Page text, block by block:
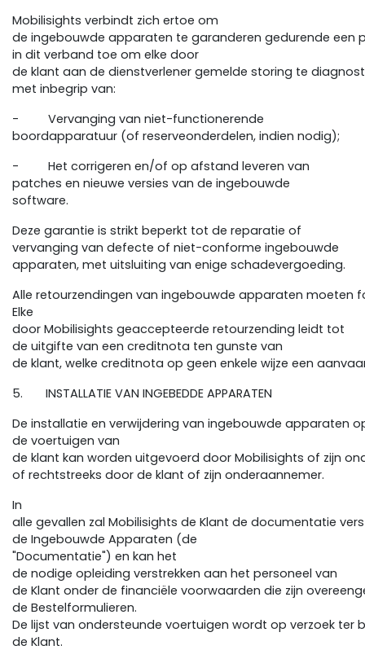
Mobilisights verbindt zich ertoe om
de ingebouwde apparaten te garanderen gedurende een
in dit verband toe om elke door
de klant aan de dienstverlener gemelde storing te
met inbegrip van:
- Vervanging van niet-functionerende
boordapparatuur (of reserveonderdelen, indien nodig);
- Het corrigeren en/of op afstand leveren van
patches en nieuwe versies van de ingebouwde
software.
Deze garantie is strikt beperkt tot de reparatie of
vervanging van defecte of niet-conforme ingebouwde
apparaten, met uitsluiting van enige schadevergoeding.
Alle retourzendingen van ingebouwde apparaten moeten
Elke
door Mobilisights geaccepteerde retourzending leidt tot
de uitgifte van een creditnota ten gunste van
de klant, welke creditnota op geen enkele wijze een
5. INSTALLATIE VAN INGEBEDDE APPARATEN
De installatie en verwijdering van ingebouwde apparaten
de voertuigen van
de klant kan worden uitgevoerd door Mobilisights of zijn
of rechtstreeks door de klant of zijn onderaannemer.
In
alle gevallen zal Mobilisights de Klant de documentatie
de Ingebouwde Apparaten (de
"Documentatie") en kan het
de nodige opleiding verstrekken aan het personeel van
de Klant onder de financiële voorwaarden die zijn
de Bestelformulieren.
De lijst van ondersteunde voertuigen wordt op verzoek ter
de Klant.